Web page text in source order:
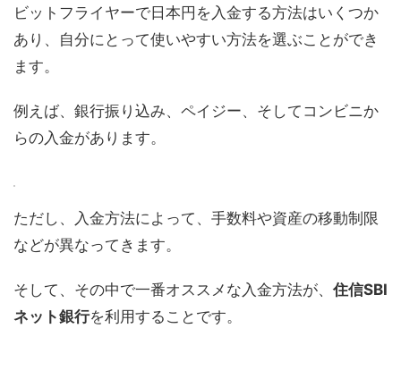
ビットフライヤーで日本円を入金する方法はいくつか
あり、自分にとって使いやすい方法を選ぶことができ
ます。
例えば、銀行振り込み、ペイジー、そしてコンビニか
らの入金があります。
ただし、入金方法によって、手数料や資産の移動制限
などが異なってきます。
そして、その中で一番オススメな入金方法が、 住信SBI
ネット銀行を利用することです。